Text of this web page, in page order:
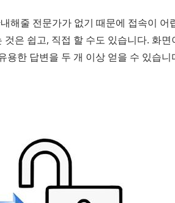
해줄 전문가가 없기 때문에 접속이 어
은 쉽고, 직접 할 수도 있습니다. 화면
용한 답변을 두 개 이상 얻을 수 있습니